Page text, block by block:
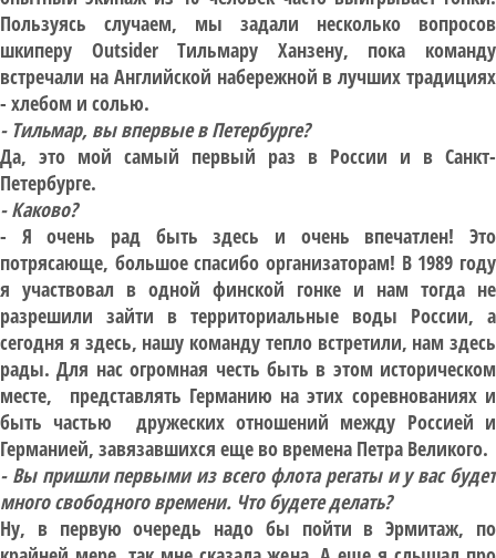
Пользуясь случаем, мы задали несколько вопросов
шкиперу Outsider Тильмару Ханзену, пока команду
встречали на Английской набережной в лучших традициях
- хлебом и солью.
- Тильмар, вы впервые в Петербурге?
Да, это мой самый первый раз в России и в Санкт-
Петербурге.
- Каково?
- Я очень рад быть здесь и очень впечатлен! Это
потрясающе, большое спасибо организаторам! В 1989 году
я участвовал в одной финской гонке и нам тогда не
разрешили зайти в территориальные воды России, а
сегодня я здесь, нашу команду тепло встретили, нам здесь
рады. Для нас огромная честь быть в этом историческом
месте, представлять Германию на этих соревнованиях и
быть частью дружеских отношений между Россией и
Германией, завязавшихся еще во времена Петра Великого.
- Вы пришли первыми из всего флота регаты и у вас будет
много свободного времени. Что будете делать?
Ну, в первую очередь надо бы пойти в Эрмитаж, по